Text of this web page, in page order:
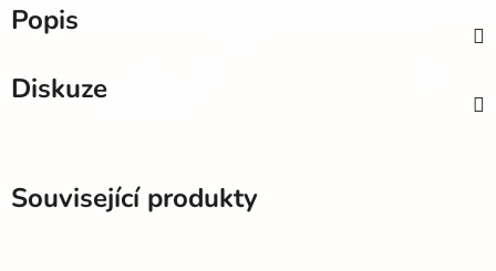
Popis
Diskuze
Související produkty